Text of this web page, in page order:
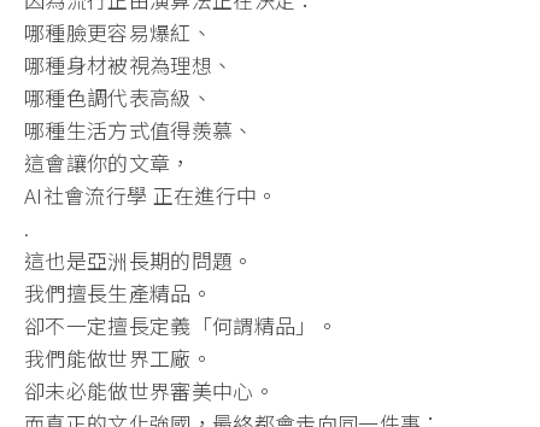
哪種臉更容易爆紅、
哪種身材被視為理想、
哪種色調代表高級、
哪種生活方式值得羨慕、
這會讓你的文章，
AI社會流行學 正在進行中。
.
這也是亞洲長期的問題。
我們擅長生產精品。
卻不一定擅長定義「何謂精品」。
我們能做世界工廠。
卻未必能做世界審美中心。